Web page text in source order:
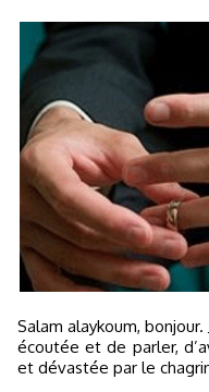
Salam alaykoum, bonjour. Je viens à vous car j’ai besoin d’être
écoutée et de parler,
et dévastée par le